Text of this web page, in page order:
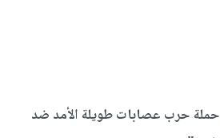
حرب عصابات طويلة الأمد ضد